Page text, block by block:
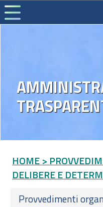
HOME >
DELIBERE E
Provvedimenti